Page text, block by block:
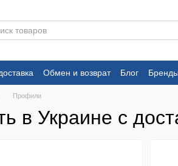
Обмен и возврат Блог Бренды
Профили
в Украине с